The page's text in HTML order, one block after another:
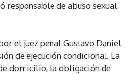
responsable de abuso sexual
el juez penal Gustavo Daniel
de ejecución condicional. La
domicilio, la obligación de